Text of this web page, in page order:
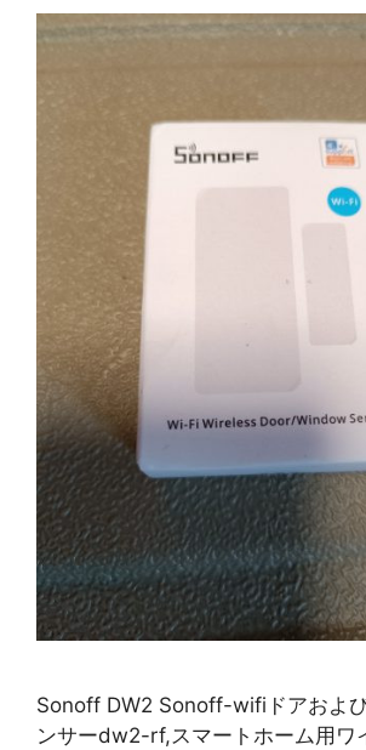
Sonoff DW2 Sonoff-wifiドアおよ
ンサーdw2-rf,スマートホーム用ワ